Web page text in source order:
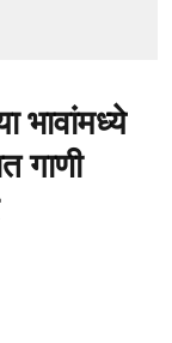
भावांमध्ये
गाणी